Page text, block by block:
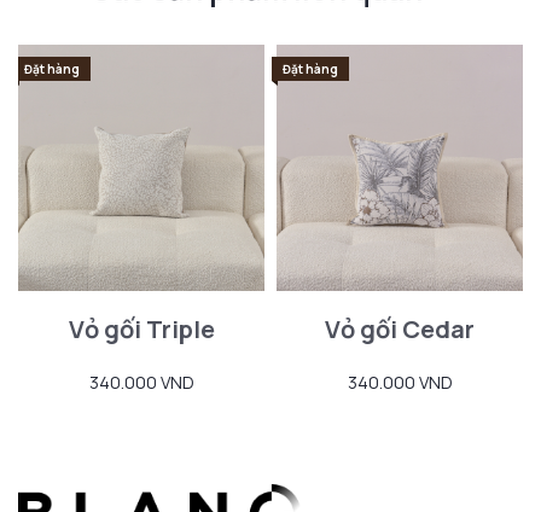
Đặt hàng
Vỏ gối Triple
340.000 VND
Đặt hàng
Vỏ gối Cedar
340.000 VND